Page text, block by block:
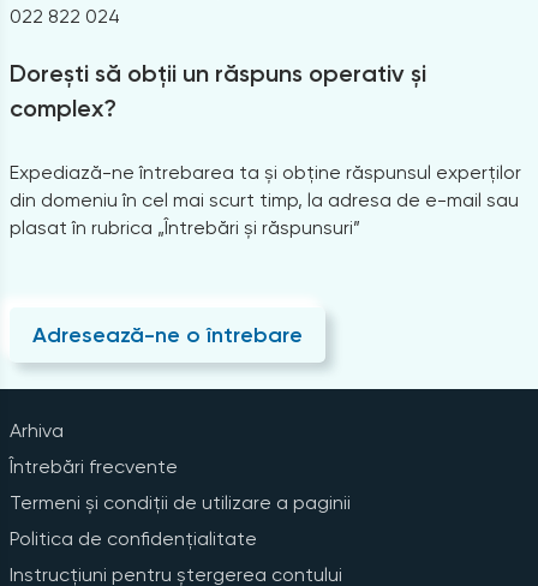
022 822 024
Dorești să obții un răspuns operativ și
complex?
Expediază-ne întrebarea ta și obține răspunsul experților
din domeniu în cel mai scurt timp, la adresa de e-mail sau
plasat în rubrica „Întrebări și răspunsuri”
Adresează-ne o întrebare
Arhiva
Întrebări frecvente
Termeni și condiții de utilizare a paginii
Politica de confidențialitate
Instrucțiuni pentru ștergerea contului